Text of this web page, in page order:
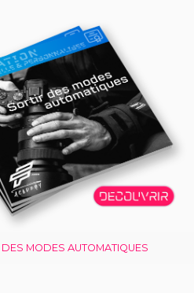
DES MODES AUTOMATIQUES